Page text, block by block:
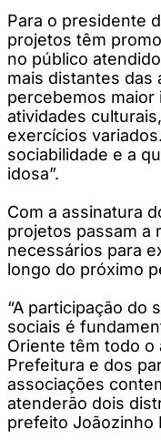
Para o presidente
projetos têm
no público
mais distantes das
percebemos maior
atividades
exercícios
sociabilidade e a
idosa”.
Com a assinatura
projetos passam a
necessários para
longo do próximo
“A participação do
sociais é
Oriente têm todo o
Prefeitura e dos
associações
atenderão dois
prefeito Joãozinho